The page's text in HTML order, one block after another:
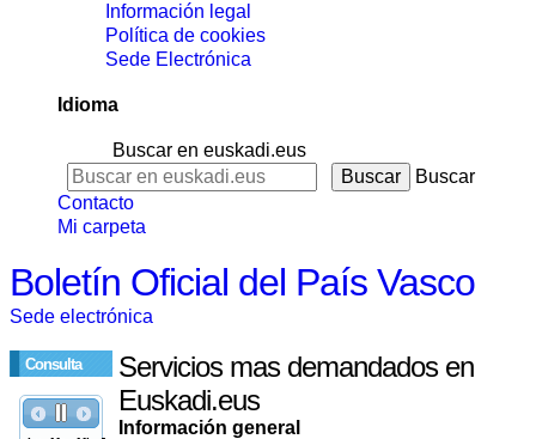
Información legal
Política de cookies
Sede Electrónica
Idioma
Buscar en euskadi.eus
Buscar
Contacto
Mi carpeta
Boletín Oficial del País Vasco
Sede electrónica
Consulta
Servicios mas demandados en
Euskadi.eus
Información general